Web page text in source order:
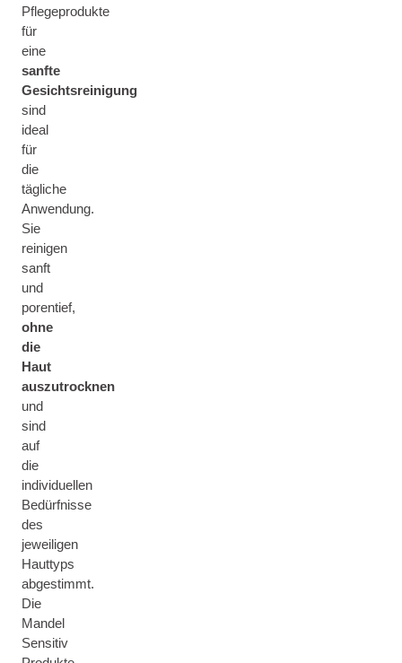
Pflegeprodukte
für
eine
sanfte
Gesichtsreinigung
sind
ideal
für
die
tägliche
Anwendung.
Sie
reinigen
sanft
und
porentief,
ohne
die
Haut
auszutrocknen
und
sind
auf
die
individuellen
Bedürfnisse
des
jeweiligen
Hauttyps
abgestimmt.
Die
Mandel
Sensitiv